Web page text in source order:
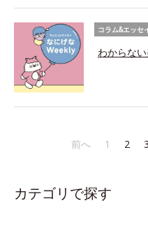
コラム&エッセ
わからな
前へ 1 2 3
カテゴリで探す